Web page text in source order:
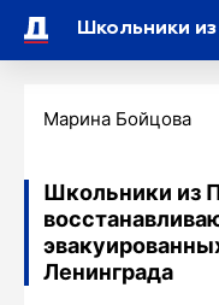
Марина Бойцова
Школьники из
Ленинграда